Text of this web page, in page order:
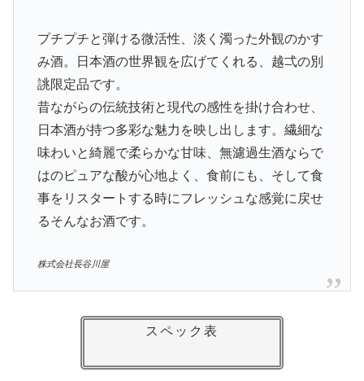
プチプチと弾ける微活性、淡く濁った外観のかす
み酒。日本酒の世界観を広げてくれる、越弌の別
誂限定品です。
昔ながらの伝統技術と現代の感性を掛け合わせ、
日本酒が持つ多彩な魅力を映し出します。繊細な
味わいと綺麗で柔らかな甘味、無濾過生酒ならで
はのピュアな酸が心地よく、食前にも、そして食
事をリスタートする時にフレッシュな感覚に戻せ
るそんなお酒です。
株式会社長谷川屋
スペック表